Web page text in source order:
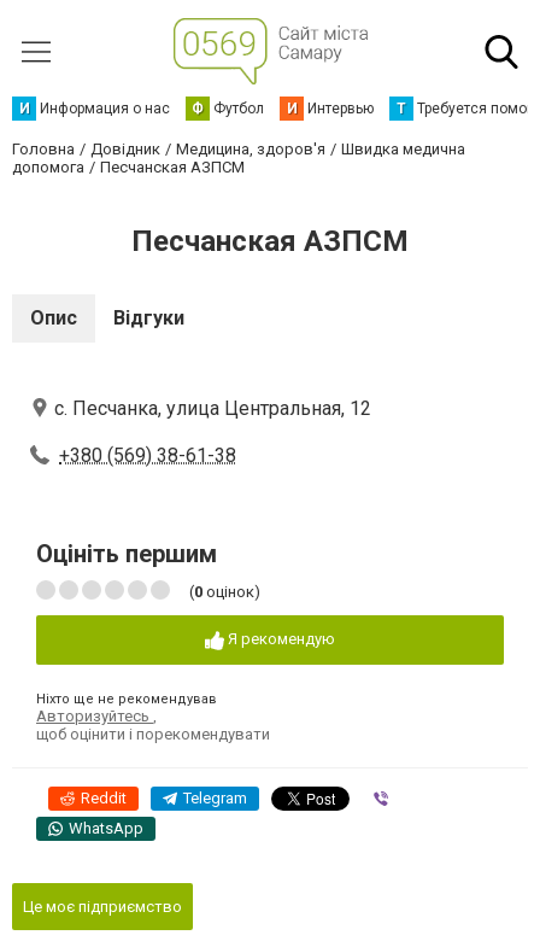
И Информация о нас Ф Футбол И Интервью Т Требуется
Головна Довідник Медицина, здоров'я
Швидка медична
допомога
Песчанская АЗПСМ
Песчанская АЗПСМ
Опис Відгуки
с. Песчанка, улица Центральная, 12
+380 (569) 38-61-38
Оцініть першим
(0 оцінок)
Я рекомендую
Ніхто ще не рекомендував
Авторизуйтесь
щоб оцінити і порекомендувати
Reddit Telegram
WhatsApp
Це моє підприємство